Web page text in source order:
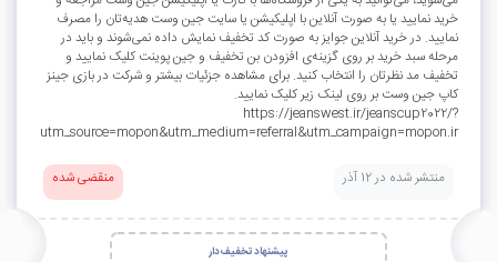
خرید نمایید یا به صورت آنلاین با اپلیکیشن یا سایت جین وست هدیه‌تان را مصرف
نمایید. در خرید آنلاین جوایز به صورت کد تخفیف نمایش داده نمی‌شوند و باید در
مرحله سبد خرید بر روی گزینه‌ی افزودن بن تخفیف و جین پوینت کلیک نمایید و
تخفیف مد نظرتان را انتخاب کنید. برای مشاهده جزئیات بیشتر و شرکت در بازی جینز
کاپ جین وست بر روی لینک زیر کلیک نمایید.
https://jeanswest.ir/jeanscup2022/?
utm_source=mopon&utm_medium=referral&utm_campaign=mopon.ir
منتشر شده در 12 آذر منقضی شده
پیشنهاد تخفیف‌دار